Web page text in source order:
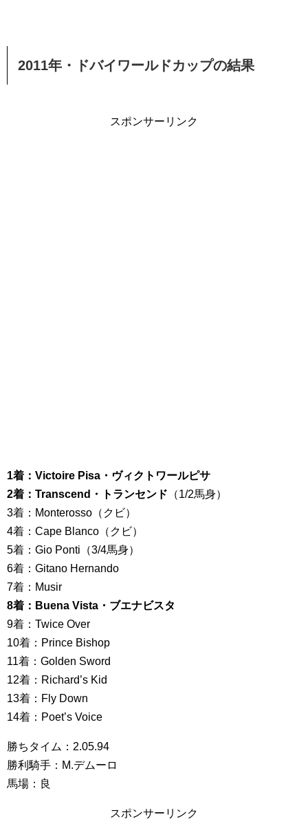
2011年・ドバイワールドカップの結果
スポンサーリンク
1着：Victoire Pisa・ヴィクトワールピサ
2着：Transcend・トランセンド （1/2馬身）
3着：Monterosso（クビ）
4着：Cape Blanco（クビ）
5着：Gio Ponti（3/4馬身）
6着：Gitano Hernando
7着：Musir
8着：Buena Vista・ブエナビスタ
9着：Twice Over
10着：Prince Bishop
11着：Golden Sword
12着：Richard’s Kid
13着：Fly Down
14着：Poet’s Voice
勝ちタイム：2.05.94
勝利騎手：M.デムーロ
馬場：良
スポンサーリンク